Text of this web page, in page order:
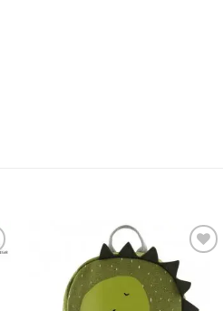
Add to
wishlist